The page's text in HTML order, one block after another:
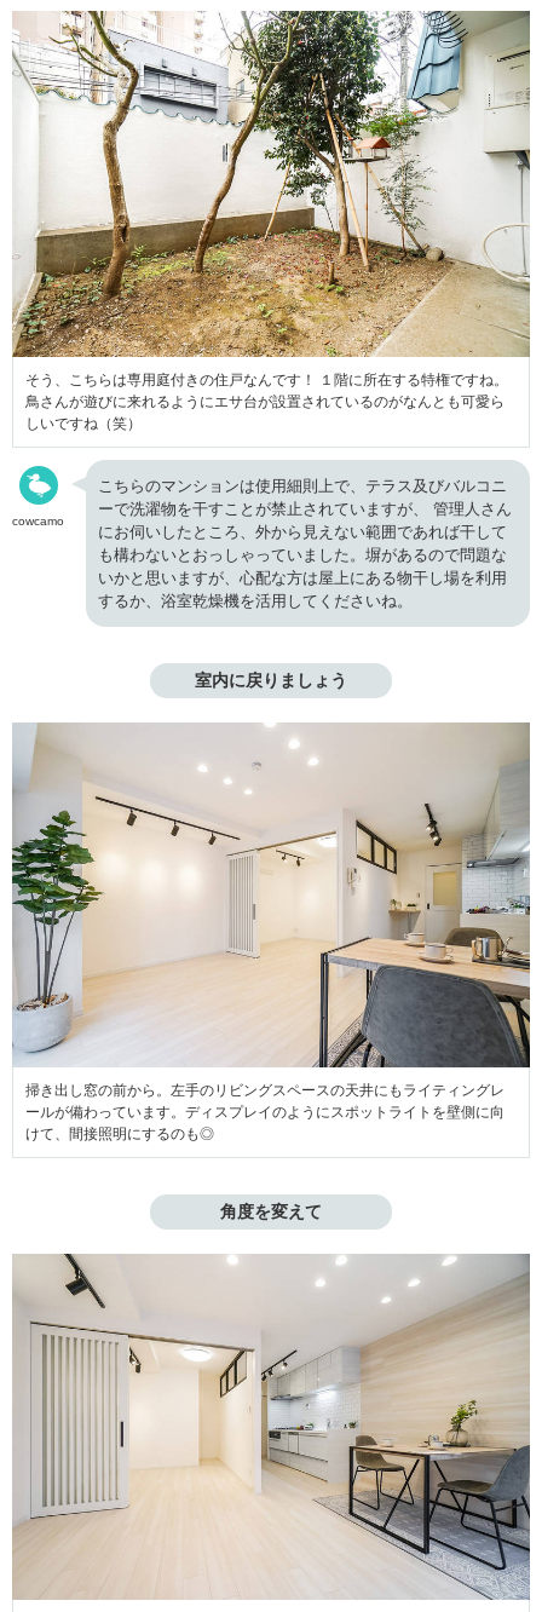
そう、こちらは専用庭付きの住戸なんです！ １階に所在する特権ですね。
鳥さんが遊びに来れるようにエサ台が設置されているのがなんとも可愛ら
しいですね（笑）
cowcamo
こちらのマンションは使用細則上で、テラス及びバルコニ
ーで洗濯物を干すことが禁止されていますが、 管理人さん
にお伺いしたところ、外から見えない範囲であれば干して
も構わないとおっしゃっていました。塀があるので問題な
いかと思いますが、心配な方は屋上にある物干し場を利用
するか、浴室乾燥機を活用してくださいね。
室内に戻りましょう
掃き出し窓の前から。左手のリビングスペースの天井にもライティングレ
ールが備わっています。ディスプレイのようにスポットライトを壁側に向
けて、間接照明にするのも◎
角度を変えて